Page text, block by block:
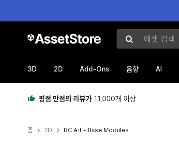
에셋 검색
3D 2D Add-Ons 음향 AI
평점 만점의 리뷰가 11,000개 이상
홈 2D RC Art - Base Modules